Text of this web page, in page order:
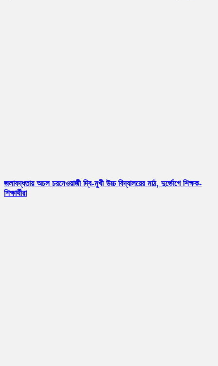
জলাবদ্ধতায় অচল চরনেওয়াজী দ্বি-মুখী উচ্চ বিদ্যালয়ের মাঠ, দুর্ভোগে শিক্ষক-
শিক্ষার্থীরা